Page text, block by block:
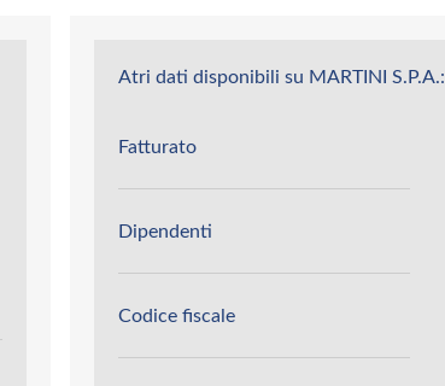
Atri dati disponibili su MARTINI S.P.A.:
Fatturato
Dipendenti
Codice fiscale